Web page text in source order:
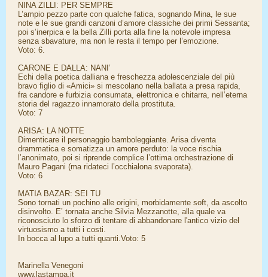
NINA ZILLI: PER SEMPRE
L’ampio pezzo parte con qualche fatica, sognando Mina, le sue
note e le sue grandi canzoni d’amore classiche dei primi Sessanta;
poi s’inerpica e la bella Zilli porta alla fine la notevole impresa
senza sbavature, ma non le resta il tempo per l’emozione.
Voto: 6.
CARONE E DALLA: NANI’
Echi della poetica dalliana e freschezza adolescenziale del più
bravo figlio di «Amici» si mescolano nella ballata a presa rapida,
fra candore e furbizia consumata, elettronica e chitarra, nell’eterna
storia del ragazzo innamorato della prostituta.
Voto: 7
ARISA: LA NOTTE
Dimenticare il personaggio bamboleggiante. Arisa diventa
drammatica e somatizza un amore perduto: la voce rischia
l’anonimato, poi si riprende complice l’ottima orchestrazione di
Mauro Pagani (ma ridateci l’occhialona svaporata).
Voto: 6
MATIA BAZAR: SEI TU
Sono tornati un pochino alle origini, morbidamente soft, da ascolto
disinvolto. E’ tornata anche Silvia Mezzanotte, alla quale va
riconosciuto lo sforzo di tentare di abbandonare l'antico vizio del
virtuosismo a tutti i costi.
In bocca al lupo a tutti quanti.Voto: 5
Marinella Venegoni
www.lastampa.it